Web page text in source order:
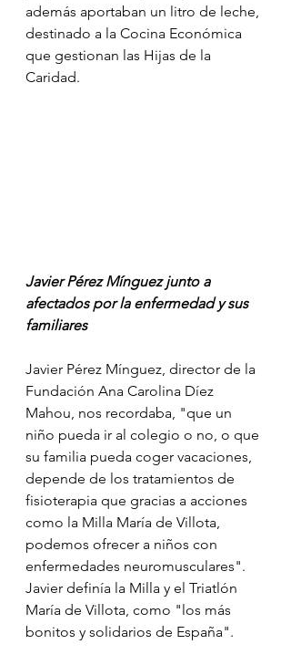
además aportaban un litro de leche,
destinado a la Cocina Económica
que gestionan las Hijas de la
Caridad.
Javier Pérez Mínguez junto a
afectados por la enfermedad y sus
familiares
Javier Pérez Mínguez, director de la
Fundación Ana Carolina Díez
Mahou, nos recordaba, "que un
niño pueda ir al colegio o no, o que
su familia pueda coger vacaciones,
depende de los tratamientos de
fisioterapia que gracias a acciones
como la Milla María de Villota,
podemos ofrecer a niños con
enfermedades neuromusculares".
Javier definía la Milla y el Triatlón
María de Villota, como "los más
bonitos y solidarios de España".